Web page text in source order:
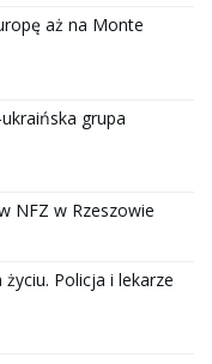
aż na Monte
grupa
NFZ w Rzeszowie
Policja i lekarze